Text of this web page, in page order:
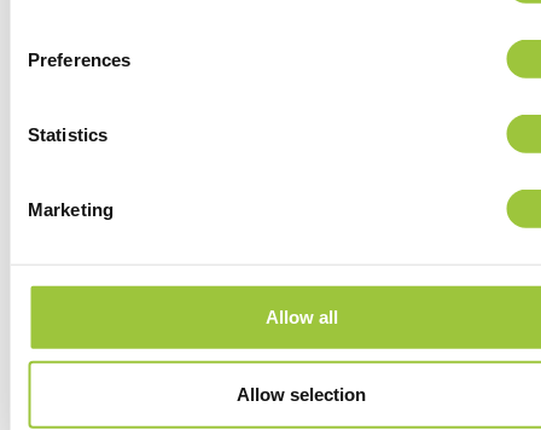
Preferences
Statistics
Marketing
Allow all
Allow selection
Ontdek de verschillen tussen managed devices